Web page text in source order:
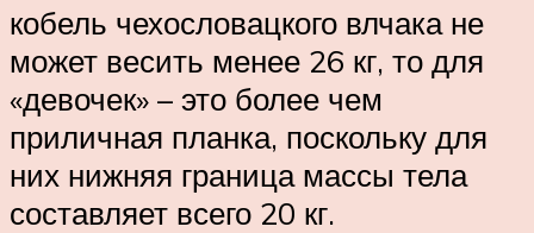
кобель чехословацкого влчака не
может весить менее 26 кг, то для
«девочек» – это более чем
приличная планка, поскольку для
них нижняя граница массы тела
составляет всего 20 кг.